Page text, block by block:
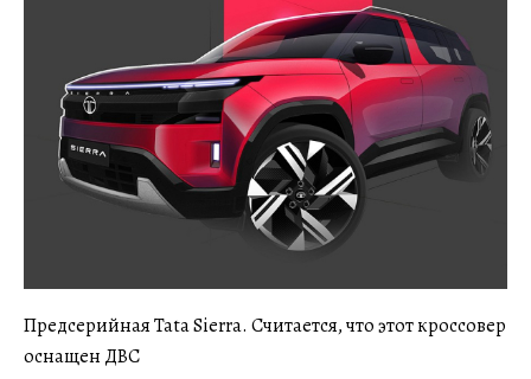
Предсерийная Tata Sierra. Считается, что этот кроссовер
оснащен ДВС